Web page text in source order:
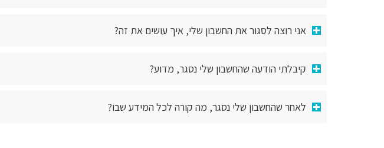
אני רוצה לסגור את החשבון שלי, איך עושים את זה?
קיבלתי הודעה שהחשבון שלי נסגר, מדוע?
לאחר שהחשבון שלי נסגר, מה קורה לכל המידע שבו?